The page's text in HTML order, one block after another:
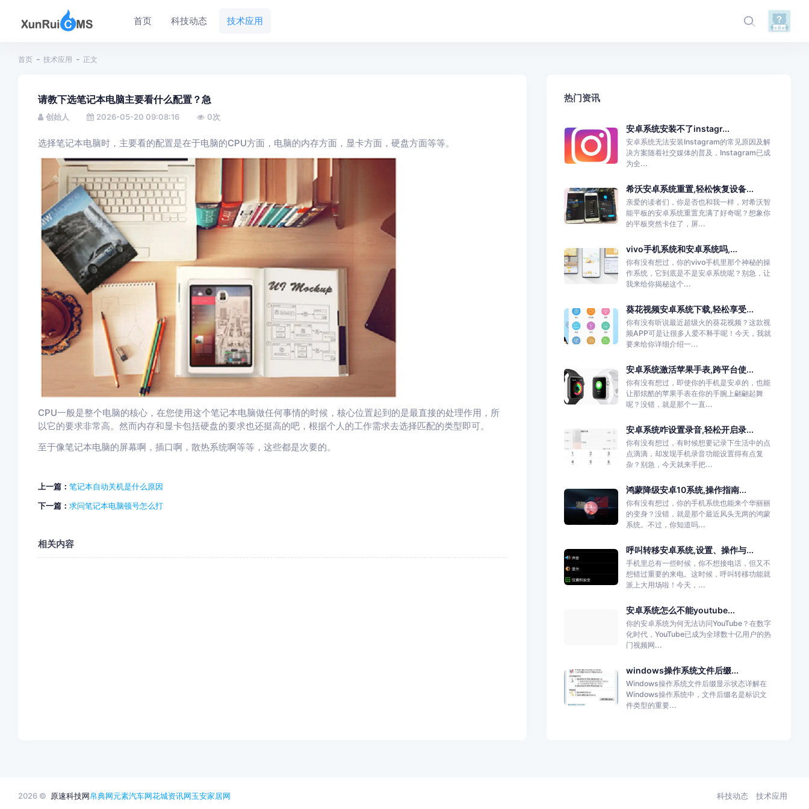
首页 科技动态 技术应用
首页 技术应用 正文
请教下选笔记本电脑主要看什么配置？急
创始人 2026-05-20 09:08:16 0次
选择笔记本电脑时，主要看的配置是在于电脑的CPU方面，电脑的内存方面，显卡方面，硬盘方面等等。
CPU一般是整个电脑的核心，在您使用这个笔记本电脑做任何事情的时候，核心位置起到的是最直接的处理作用，所
以它的要求非常高。然而内存和显卡包括硬盘的要求也还挺高的吧，根据个人的工作需求去选择匹配的类型即可。
至于像笔记本电脑的屏幕啊，插口啊，散热系统啊等等，这些都是次要的。
上一篇： 笔记本自动关机是什么原因
下一篇： 求问笔记本电脑顿号怎么打
相关内容
热门资讯
安卓系统安装不了instagr...
安卓系统无法安装Instagram的常见原因及解
决方案随着社交媒体的普及，Instagram已成
为全...
希沃安卓系统重置,轻松恢复设备...
亲爱的读者们，你是否也和我一样，对希沃智
能平板的安卓系统重置充满了好奇呢？想象你
的平板突然卡住了，屏...
vivo手机系统和安卓系统吗,...
你有没有想过，你的vivo手机里那个神秘的操
作系统，它到底是不是安卓系统呢？别急，让
我来给你揭秘这个...
葵花视频安卓系统下载,轻松享受...
你有没有听说最近超级火的葵花视频？这款视
频APP可是让很多人爱不释手呢！今天，我就
要来给你详细介绍一...
安卓系统激活苹果手表,跨平台使...
你有没有想过，即使你的手机是安卓的，也能
让那炫酷的苹果手表在你的手腕上翩翩起舞
呢？没错，就是那个一直...
安卓系统咋设置录音,轻松开启录...
你有没有想过，有时候想要记录下生活中的点
点滴滴，却发现手机录音功能设置得有点复
杂？别急，今天就来手把...
鸿蒙降级安卓10系统,操作指南...
你有没有想过，你的手机系统也能来个华丽丽
的变身？没错，就是那个最近风头无两的鸿蒙
系统。不过，你知道吗...
呼叫转移安卓系统,设置、操作与...
手机里总有一些时候，你不想接电话，但又不
想错过重要的来电。这时候，呼叫转移功能就
派上大用场啦！今天，...
安卓系统怎么不能youtube...
你的安卓系统为何无法访问YouTube？在数字
化时代，YouTube已成为全球数十亿用户的热
门视频网...
windows操作系统文件后缀...
Windows操作系统文件后缀显示状态详解在
Windows操作系统中，文件后缀名是标识文
件类型的重要...
2026 © 原速科技网帛典网元素汽车网花城资讯网玉安家居网 科技动态 技术应用